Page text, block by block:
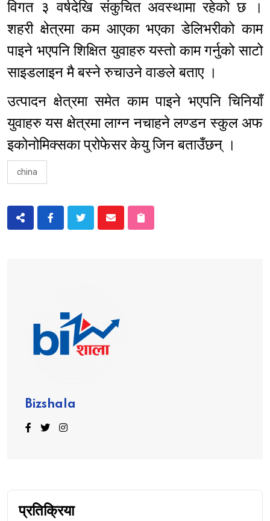
विगत ३ वर्षदेखि संकुचित अवस्थामा रहेको छ ।
शहरी क्षेत्रमा कम आएका भएका डेलिभरीको काम
पाइने भएपनि शिक्षित युवाहरु यस्तो काम गर्नुको साटो
साइडलाइन मै बस्ने रुचाउने वाङले बताए ।
उत्पादन क्षेत्रमा समेत काम पाइने भएपनि चिनियाँ
युवाहरु यस क्षेत्रमा लाग्न नचाहने लण्डन स्कुल अफ
इकोनोमिक्सका प्रोफेसर केयु जिन बताउँछन् ।
china
Bizshala
प्रतिक्रिया